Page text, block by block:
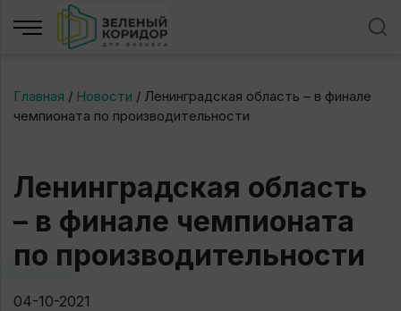
Главная / Новости / Ленинградская область – в финале
чемпионата по производительности
Ленинградская область
– в финале чемпионата
по производительности
04-10-2021